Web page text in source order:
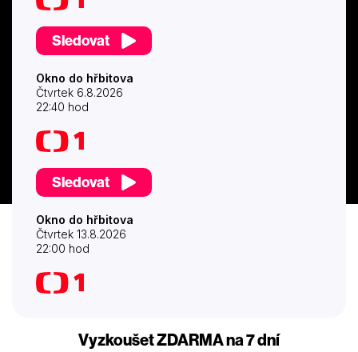
Sledovat
Okno do hřbitova
Čtvrtek 6.8.2026
22:40 hod
Sledovat
Okno do hřbitova
Čtvrtek 13.8.2026
22:00 hod
Vyzkoušet ZDARMA na 7 dní